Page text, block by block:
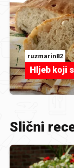
ruzmarin82
Hljeb koji
Slični